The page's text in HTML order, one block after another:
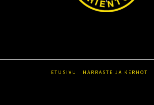
ETUSIVU HARRASTE JA KERHOT